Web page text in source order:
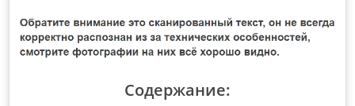
Содержание: